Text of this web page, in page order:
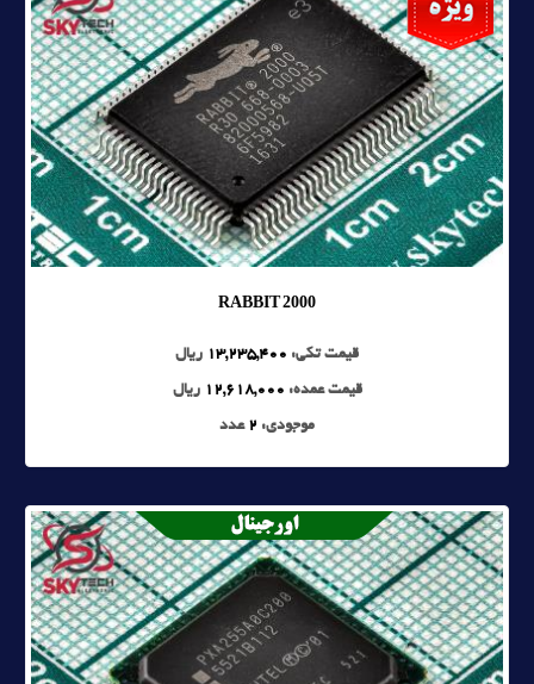
RABBIT 2000
قیمت تکی: 13,235,400 ریال
قیمت عمده: 12,618,000 ریال
موجودی: 2 عدد